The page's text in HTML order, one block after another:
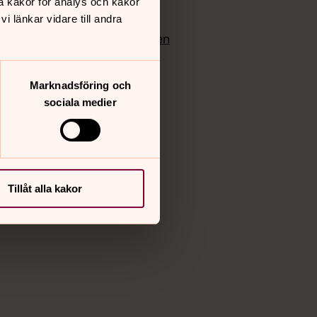
länkar vidare till andra
Marknadsföring och
sociala medier
Tillåt alla kakor
Instagram
Vimeo
Bloggportalen